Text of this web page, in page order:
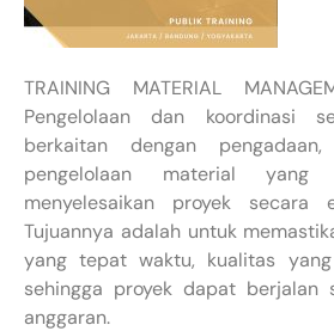
TRAINING MATERIAL
Pengelolaan dan koordinasi
berkaitan dengan
pengelolaan material yang
menyelesaikan proyek secara
Tujuannya adalah untuk
yang tepat waktu, kualitas
sehingga proyek dapat berjalan
anggaran.